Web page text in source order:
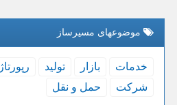
موضوعهای مسیرساز
خدمات بازار تولید رپورتاژ
شركت
حمل و نقل